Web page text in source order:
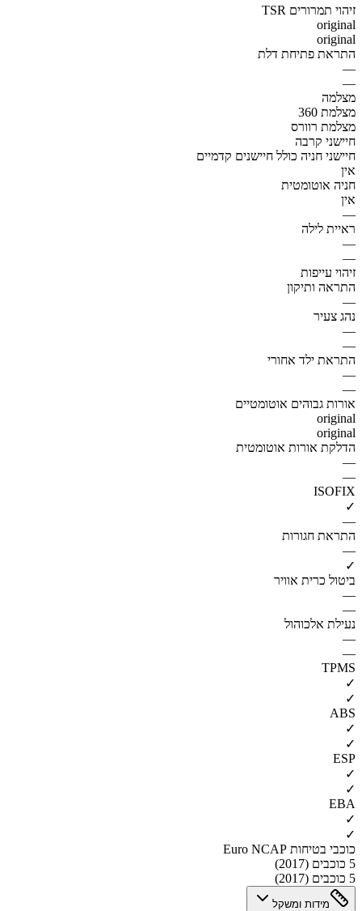
זיהוי תמרורים TSR
original
original
התראת פתיחת דלת
—
—
מצלמה
מצלמת 360
מצלמת רוורס
חיישני קרבה
חיישני חניה כולל חיישנים קדמיים
אין
חניה אוטומטית
אין
—
ראיית לילה
—
—
זיהוי עייפות
התראה ותיקון
—
נהג צעיר
—
—
התראת ילד אחורי
—
—
אורות גבוהים אוטומטיים
original
original
הדלקת אורות אוטומטית
—
—
ISOFIX
✓
—
התראת חגורות
—
✓
ביטול כרית אוויר
—
—
נעילת אלכוהול
—
—
TPMS
✓
✓
ABS
✓
✓
ESP
✓
✓
EBA
✓
✓
כוכבי בטיחות Euro NCAP
5 כוכבים (2017)
5 כוכבים (2017)
מידות ומשקל